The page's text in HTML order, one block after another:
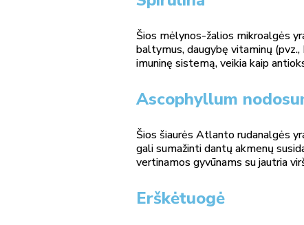
Šios mėlynos-žalios mikroalgės
baltymus, daugybę vitaminų (pvz.,
imuninę sistemą, veikia kaip
Ascophyllum
Šios šiaurės Atlanto rudanalgės
gali sumažinti dantų akmenų
vertinamos gyvūnams su jautria
Erškėtuogė